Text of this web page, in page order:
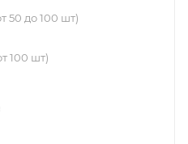
50 до 100 шт)
100 шт)